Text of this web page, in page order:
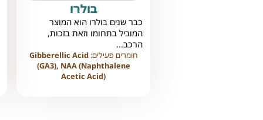
בולרו
כבר שנים בולרו הוא המוצר
המוביל בתחומו וזאת בזכות,
הרכב...
חומרים פעילים:Gibberellic Acid
(GA3), NAA (Naphthalene
Acetic Acid)